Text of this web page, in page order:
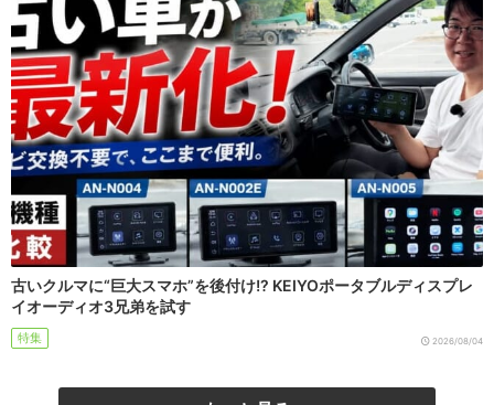
古いクルマに“巨大スマホ”を後付け!? KEIYOポータブルディスプレ
イオーディオ3兄弟を試す
特集 2026/08/04